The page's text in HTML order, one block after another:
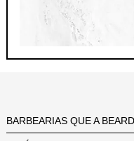
BARBEARIAS QUE A